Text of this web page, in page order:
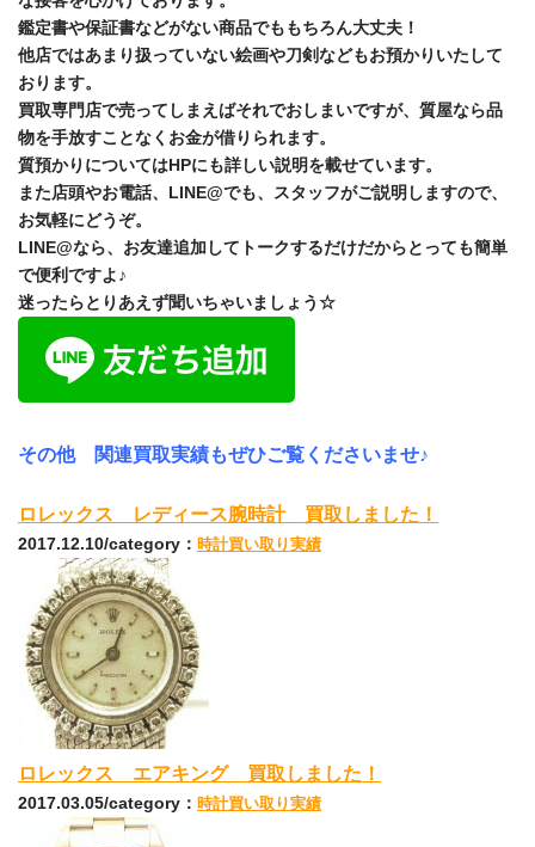
鑑定書や保証書などがない商品でももちろん大丈夫！
他店ではあまり扱っていない絵画や刀剣などもお預かりいたして
おります。
買取専門店で売ってしまえばそれでおしまいですが、質屋なら品
物を手放すことなくお金が借りられます。
質預かりについてはHPにも詳しい説明を載せています。
また店頭やお電話、LINE@でも、スタッフがご説明しますので、
お気軽にどうぞ。
LINE@なら、お友達追加してトークするだけだからとっても簡単
で便利ですよ♪
迷ったらとりあえず聞いちゃいましょう☆
その他 関連買取実績もぜひご覧くださいませ♪
ロレックス レディース腕時計 買取しました！
2017.12.10/category： 時計買い取り実績
ロレックス エアキング 買取しました！
2017.03.05/category： 時計買い取り実績